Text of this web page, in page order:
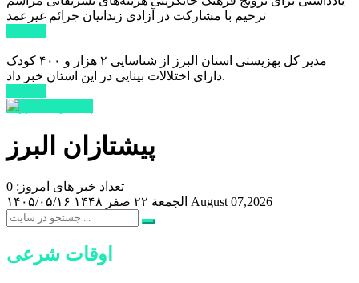
ترحیم با مشارکت در آزادی زندانیان جرائم غیرعمد
مدیر کل بهزیستی استان البرز از شناسایی ۲ هزار و ۴۰۰ کودک
دارای اختلالات بینایی در این استان خبر داد.
پیشتازان البرز
تعداد خبر های امروز: 0
۱۴۰۵/۰۵/۱۶
الجمعة ۲۲ صفر ۱۴۴۸ August 07,2026
اوقات شرعی